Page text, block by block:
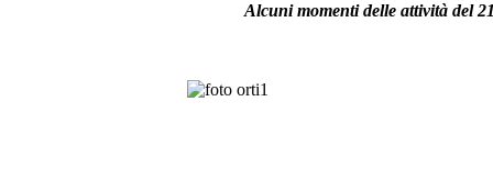
Alcuni momenti delle attività del